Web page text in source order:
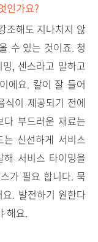
인가요?
조해도 지나치지 않
수 있는 것이죠. 청
, 센스라고 말하고
에요. 칼이 잘 들어
식이 제공되기 전에
부드러운 재료는
신선하게 서비스
서비스 타이밍을
가 필요 합니다. 묵
. 발전하기 원한다
해요.